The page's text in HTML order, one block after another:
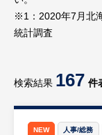
※1：2020年7月北
統計調査
検索結果 167 件
NEW 人事/総務